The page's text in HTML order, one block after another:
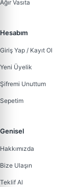
Ağır Vasıta
Hesabım
Giriş Yap / Kayıt Ol
Yeni Üyelik
Şifremi Unuttum
Sepetim
Genisel
Hakkımızda
Bize Ulaşın
Teklif Al